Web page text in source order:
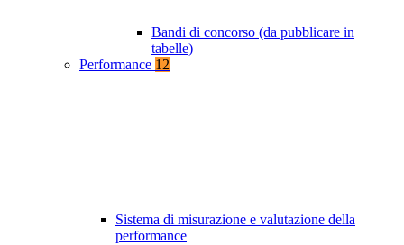
Bandi di concorso (da pubblicare in
tabelle)
Performance 12
Sistema di misurazione e valutazione della
performance